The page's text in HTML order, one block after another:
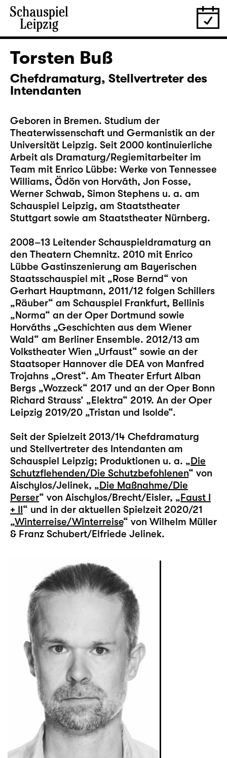
Torsten Buß
Chefdramaturg, Stellvertreter des
Intendanten
Geboren in Bremen. Studium der
Theaterwissenschaft und Germanistik an der
Universität Leipzig. Seit 2000 kontinuierliche
Arbeit als Dramaturg/Regiemitarbeiter im
Team mit Enrico Lübbe: Werke von Tennessee
Williams, Ödön von Horváth, Jon Fosse,
Werner Schwab, Simon Stephens u. a. am
Schauspiel Leipzig, am Staatstheater
Stuttgart sowie am Staatstheater Nürnberg.
2008–13 Leitender Schauspieldramaturg an
den Theatern Chemnitz. 2010 mit Enrico
Lübbe Gastinszenierung am Bayerischen
Staatsschauspiel mit „Rose Bernd“ von
Gerhart Hauptmann, 2011/12 folgen Schillers
„Räuber“ am Schauspiel Frankfurt, Bellinis
„Norma“ an der Oper Dortmund sowie
Horváths „Geschichten aus dem Wiener
Wald“ am Berliner Ensemble. 2012/13 am
Volkstheater Wien „Urfaust“ sowie an der
Staatsoper Hannover die DEA von Manfred
Trojahns „Orest“. Am Theater Erfurt Alban
Bergs „Wozzeck“ 2017 und an der Oper Bonn
Richard Strauss’ „Elektra“ 2019. An der Oper
Leipzig 2019/20 „Tristan und Isolde“.
Seit der Spielzeit 2013/14 Chefdramaturg
und Stellvertreter des Intendanten am
Schauspiel Leipzig; Produktionen u. a. „Die
Schutzflehenden/Die Schutzbefohlenen“ von
Aischylos/Jelinek, „Die Maßnahme/Die
Perser“ von Aischylos/Brecht/Eisler, „Faust I
+ II“ und in der aktuellen Spielzeit 2020/21
„Winterreise/Winterreise“ von Wilhelm Müller
& Franz Schubert/Elfriede Jelinek.